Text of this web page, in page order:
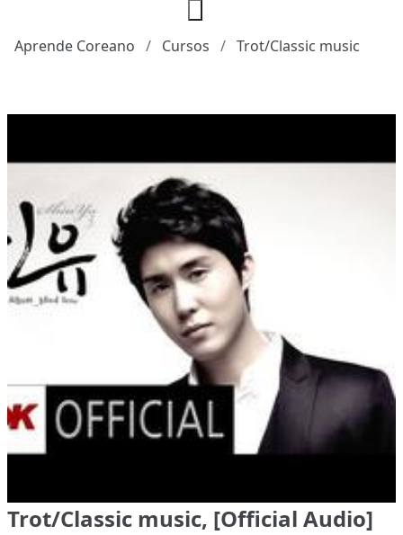
Aprende Coreano Cursos Trot/Classic music
Trot/Classic music, [Official Audio]